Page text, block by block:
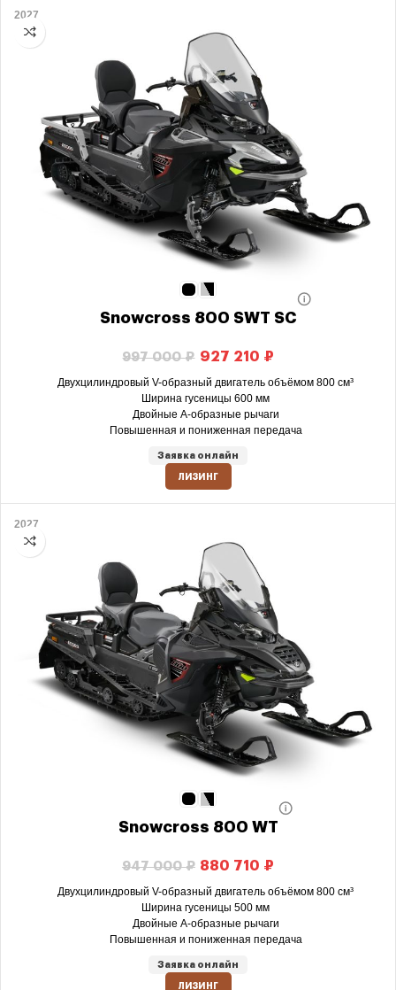
2027
Snowcross 800 SWT SC
997 000₽ 927 210 ₽
Двухцилиндровый V-образный двигатель объёмом 800 см³
Ширина гусеницы 600 мм
Двойные А-образные рычаги
Повышенная и пониженная передача
Заявка онлайн
ЛИЗИНГ
2027
Snowcross 800 WT
947 000₽ 880 710 ₽
Двухцилиндровый V-образный двигатель объёмом 800 см³
Ширина гусеницы 500 мм
Двойные А-образные рычаги
Повышенная и пониженная передача
Заявка онлайн
ЛИЗИНГ